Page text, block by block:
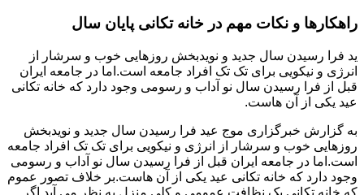
راهکارها و نکات مهم در خانه تکانی پایان سال
ید فرا رسیدن سال جدید و نویدبخش روزهایی خوب و سرشار از
انرژی و نیکویی برای تک تک افراد جامعه است.اما در جامعه ایران
قبل از فرا رسیدن سال نو آداب و رسومی وجود دارد که خانه تکانی
عید یکی از آن هاست.
به گزارش خبرگزاری موج عید فرا رسیدن سال جدید و نویدبخش
روزهایی خوب و سرشار از انرژی و نیکویی برای تک تک افراد جامعه
است.اما در جامعه ایران قبل از فرا رسیدن سال نو آداب و رسومی
وجود دارد که خانه تکانی عید یکی از آن هاست.بر خلاف تصور عموم
که خانه تکانی یک نظافت عمومی و کلی منزل به نظر می آید اگر